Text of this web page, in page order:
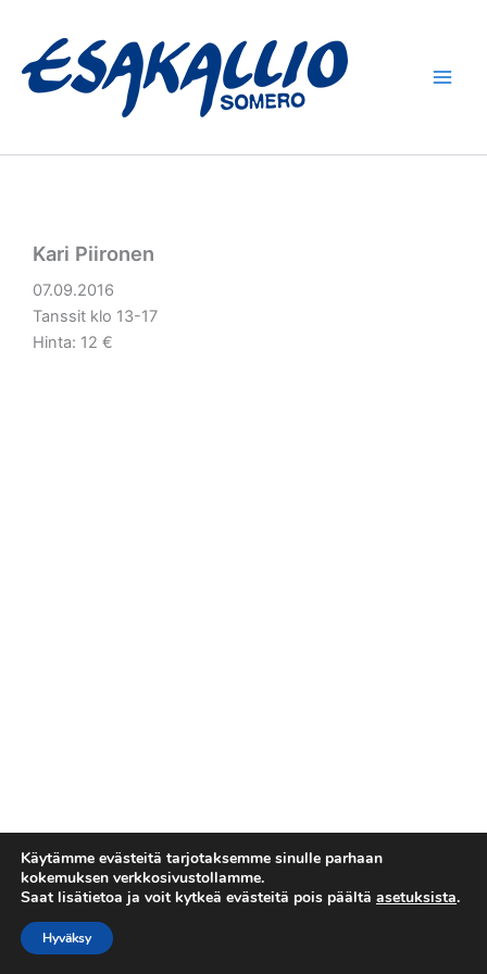
sisältöön
Kari Piironen
07.09.2016
Tanssit klo 13-17
Hinta: 12 €
Tietosuojaseloste
Käytämme evästeitä tarjotaksemme sinulle parhaan
kokemuksen verkkosivustollamme.
Saat lisätietoa ja voit kytkeä evästeitä pois päältä asetuksista.
Hyväksy